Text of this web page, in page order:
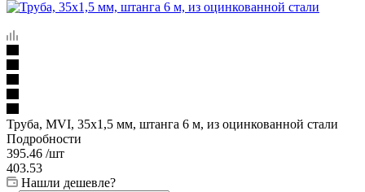
Труба, MVI, 35х1,5 мм, штанга 6 м, из оцинкованной стали
Подробности
395.46 /шт
403.53
Нашли дешевле?